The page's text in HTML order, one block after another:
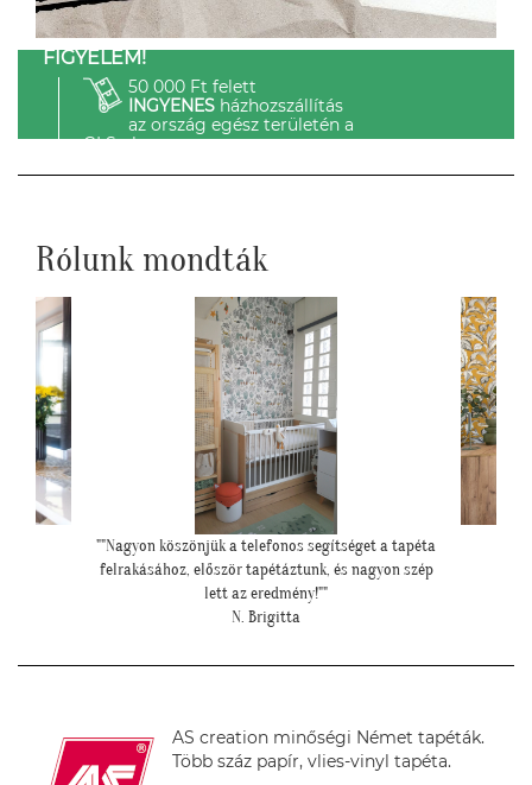
FIGYELEM!
50 000 Ft felett
INGYENESházhozszállítás
az ország egész területén a
GLS-el.
Rólunk mondták
"Elkészültünk, szuper lett. :)"
R. Viktória
AS creation minőségi Német tapéták.
Több száz papír, vlies-vinyl tapéta.